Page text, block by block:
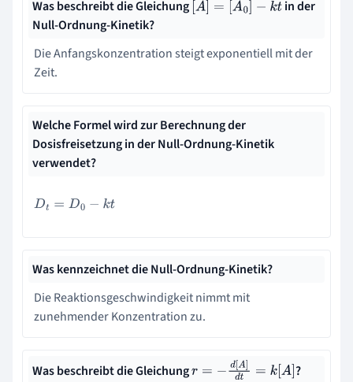
Was beschreibt die Gleichung A] [A ]−kt
in der
Null-Ordnung-Kinetik?
Die Anfangskonzentration steigt exponentiell mit der
Zeit.
Welche Formel wird zur Berechnung der
Dosisfreisetzung in der Null-Ordnung-Kinetik
verwendet?
Dt= D0− kt
Was kennzeichnet die Null-Ordnung-Kinetik?
Die Reaktionsgeschwindigkeit nimmt mit
zunehmender Konzentration zu.
Was beschreibt die Gleichungr= −d [A]dt=k [A
?